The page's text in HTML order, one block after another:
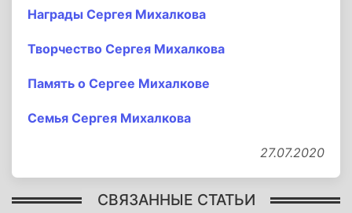
Награды Сергея Михалкова
Творчество Сергея Михалкова
Память о Сергее Михалкове
Семья Сергея Михалкова
27.07.2020
СВЯЗАННЫЕ СТАТЬИ